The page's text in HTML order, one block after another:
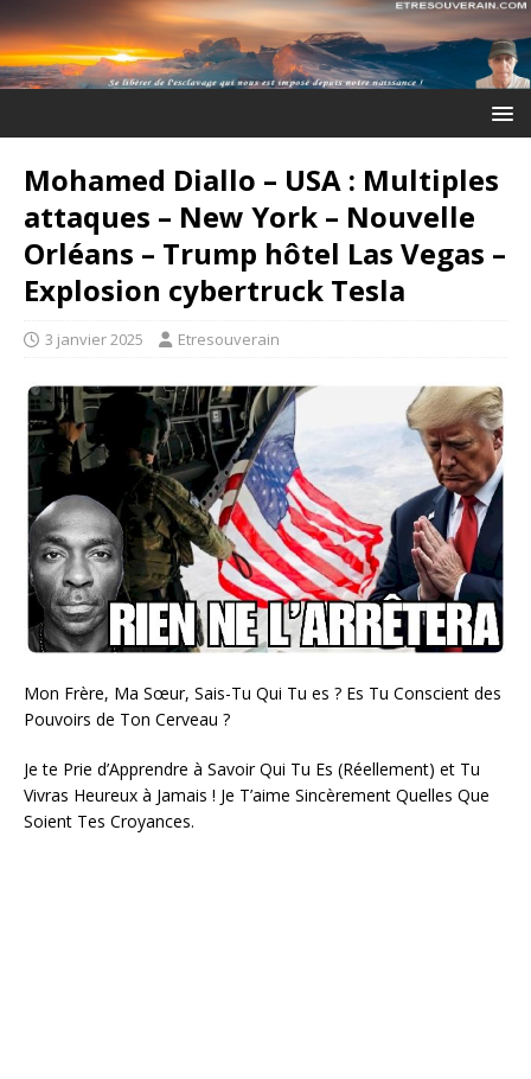
Mohamed Diallo – USA : Multiples
attaques – New York – Nouvelle
Orléans – Trump hôtel Las Vegas –
Explosion cybertruck Tesla
3 janvier 2025 Etresouverain
Mon Frère, Ma Sœur, Sais-Tu Qui Tu es ? Es Tu Conscient des
Pouvoirs de Ton Cerveau ?
Je te Prie d’Apprendre à Savoir Qui Tu Es (Réellement) et Tu
Vivras Heureux à Jamais ! Je T’aime Sincèrement Quelles Que
Soient Tes Croyances.